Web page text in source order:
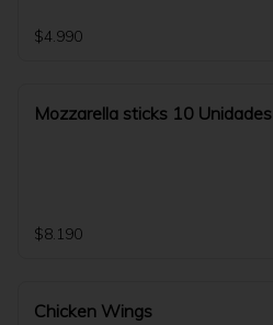
$4.990
Mozzarella sticks 10 Unidades
$8.190
Chicken Wings